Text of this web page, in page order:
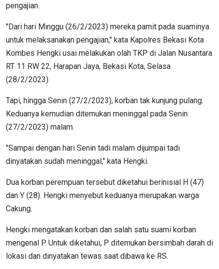
pengajian.
"Dari hari Minggu (26/2/2023) mereka pamit pada suaminya
untuk melaksanakan pengajian," kata Kapolres Bekasi Kota
Kombes Hengki usai melakukan olah TKP di Jalan Nusantara
RT 11 RW 22, Harapan Jaya, Bekasi Kota, Selasa
(28/2/2023).
Tapi, hingga Senin (27/2/2023), korban tak kunjung pulang.
Keduanya kemudian ditemukan meninggal pada Senin
(27/2/2023) malam.
"Sampai dengan hari Senin tadi malam dijumpai tadi
dinyatakan sudah meninggal," kata Hengki.
Dua korban perempuan tersebut diketahui berinisial H (47)
dan Y (28). Hengki menyebut keduanya merupakan warga
Cakung.
Hengki mengatakan korban dan salah satu suami korban
mengenal P. Untuk diketahui, P ditemukan bersimbah darah di
lokasi dan dinyatakan tewas saat dibawa ke RS.